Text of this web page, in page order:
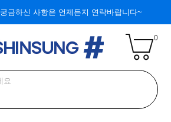
궁금하신 사항은 언제든지 연락바랍니다~
0